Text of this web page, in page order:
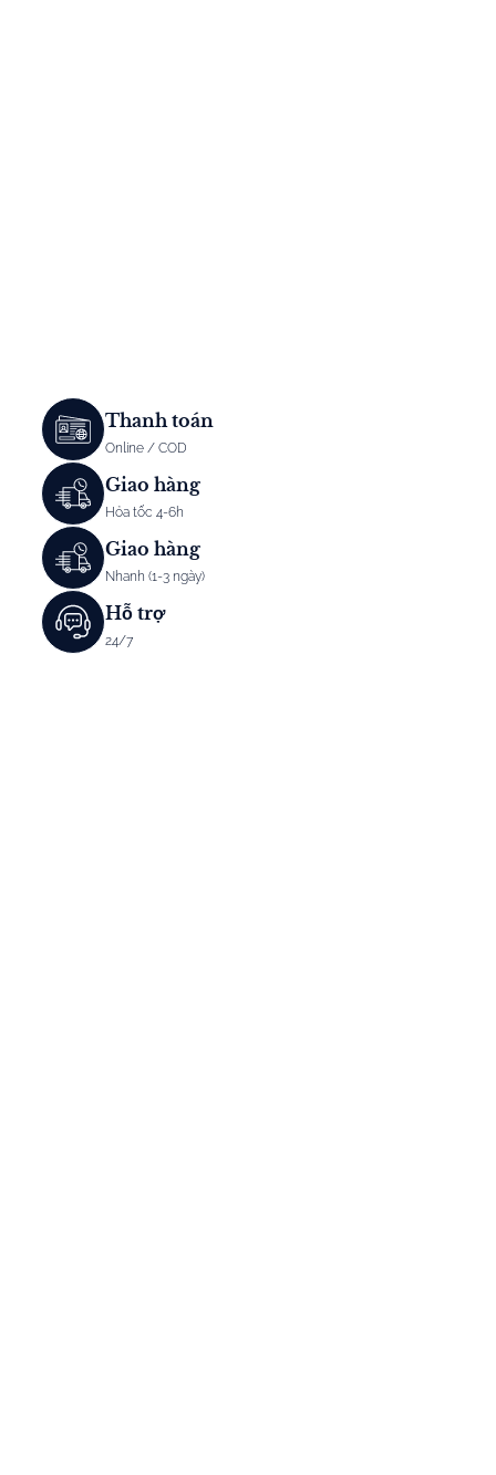
Thanh toán
Online / COD
Giao hàng
Hỏa tốc 4-6h
Giao hàng
Nhanh (1-3 ngày)
Hỗ trợ
24/7